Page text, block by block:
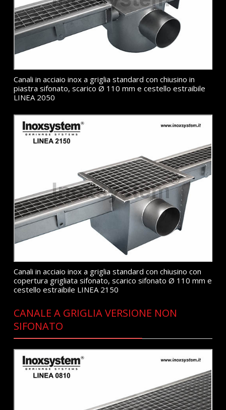
Canali in acciaio inox a griglia standard con chiusino in
piastra sifonato, scarico Ø 110 mm e cestello estraibile
LINEA 2050
Canali in acciaio inox a griglia standard con chiusino con
copertura grigliata sifonato, scarico sifonato Ø 110 mm e
cestello estraibile LINEA 2150
CANALE A GRIGLIA VERSIONE NON
SIFONATO